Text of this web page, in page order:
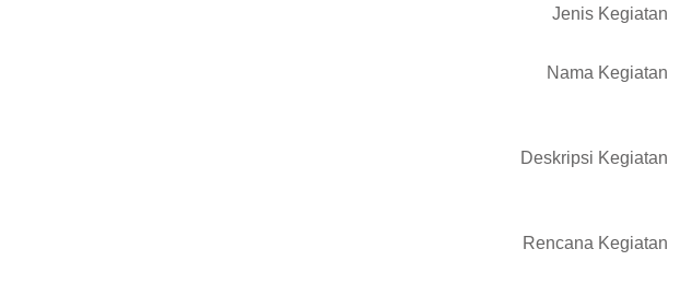
Jenis Kegiatan
Nama Kegiatan
Deskripsi Kegiatan
Rencana Kegiatan